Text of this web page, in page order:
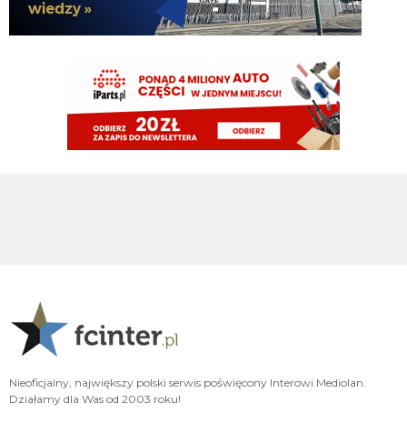
plan idealny. kupujemy nortona za 15M, myślimy że kopnie Ewa razy prosto
piłkę i jakieś niukasyl czy inne lids da za niego sto milionów później, w
rzeczywistości bujamy się z nim jak z islamskim albancem
09.08.2026 21:02
no i do Sebka Esposito bo on mentalnie też jest murzynem
09.08.2026 21:01
martins2000
Diouf więcej zrobił w 1 meczu jak Cuffy w 40
Norton bardzo fajnie śmigał Genoi
Nieoficjalny, największy polski serwis poświęcony Interowi Mediolan.
Działamy dla Was od 2003 roku!